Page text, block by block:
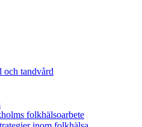
och tandvård
folkhälsoarbete